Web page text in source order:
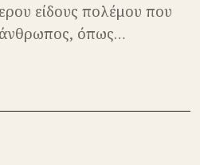
είδους πολέμου που
άνθρωπος, όπως…